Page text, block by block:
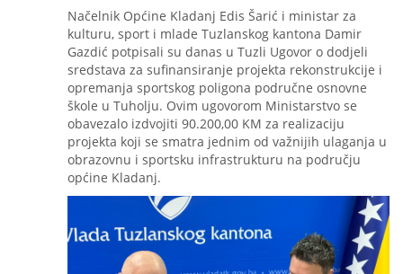
Načelnik Općine Kladanj Edis Šarić i ministar za
kulturu, sport i mlade Tuzlanskog kantona Damir
Gazdić potpisali su danas u Tuzli Ugovor o dodjeli
sredstava za sufinansiranje projekta rekonstrukcije i
opremanja sportskog poligona područne osnovne
škole u Tuholju. Ovim ugovorom Ministarstvo se
obavezalo izdvojiti 90.200,00 KM za realizaciju
projekta koji se smatra jednim od važnijih ulaganja u
obrazovnu i sportsku infrastrukturu na području
općine Kladanj.